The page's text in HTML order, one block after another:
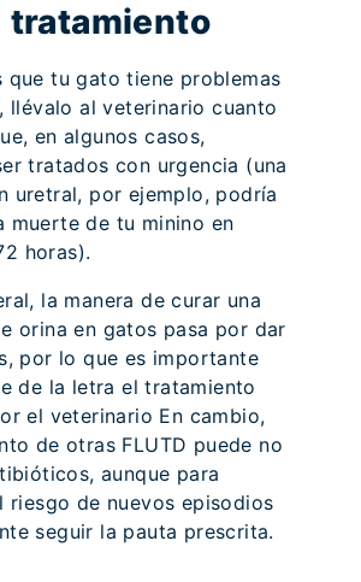
tratamiento
que tu gato tiene problemas
llévalo al veterinario cuanto
en algunos casos,
tratados con urgencia (una
uretral, por ejemplo, podría
muerte de tu minino en
horas).
la manera de curar una
orina en gatos pasa por dar
por lo que es importante
de la letra el tratamiento
el veterinario En cambio,
de otras FLUTD puede no
aunque para
riesgo de nuevos episodios
seguir la pauta prescrita.